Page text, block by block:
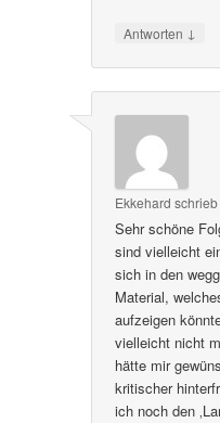
Antworten ↓
Ekkehard schrieb
Sehr schöne
sind vielleicht
sich in den
Material,
aufzeigen
vielleicht nicht
hätte mir
kritischer
ich noch den